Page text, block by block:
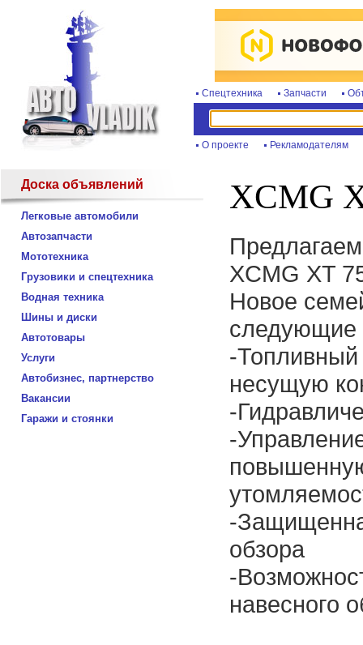
Спецтехника Запчасти
О проекте Рекламодателям
Доска объявлений
Легковые автомобили
Автозапчасти
Мототехника
Грузовики и спецтехника
Водная техника
Шины и диски
Автотовары
Услуги
Автобизнес, партнерство
Вакансии
Гаражи и стоянки
XCMG
XCMG XT
Новое
следующие
-Топливный
несущую
-
-
-
обзора
-
навесного